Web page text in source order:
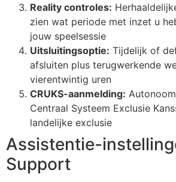
Panel
Panel
Panel
Panel
Panel
Panel
Panel
Panel
Reality controles:
zien wat periode met inzet u
jouw speelsessie
Uitsluitingsoptie: Tijdelijk of
afsluiten plus terugwerkende
vierentwintig uren
CRUKS-aanmelding:
Centraal Systeem Exclusie
landelijke exclusie
Assistentie-
Support